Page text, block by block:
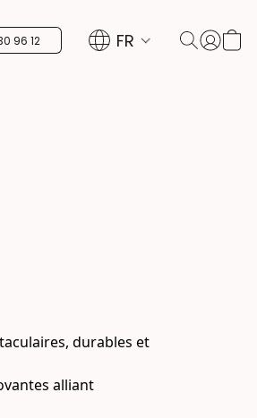
96 12 FR
durables et
alliant